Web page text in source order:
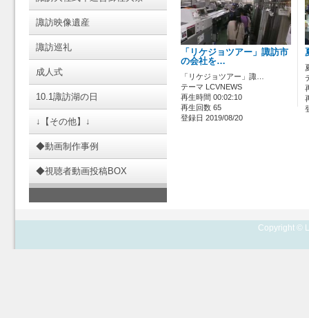
諏訪映像遺産
諏訪巡礼
成人式
10.1諏訪湖の日
↓【その他】↓
◆動画制作事例
◆視聴者動画投稿BOX
「リケジョツアー」諏訪市
の会社を…
「リケジョツアー」諏…
テーマ LCVNEWS
再生時間 00:02:10
再生回数 65
登録日 2019/08/20
Copyright ©